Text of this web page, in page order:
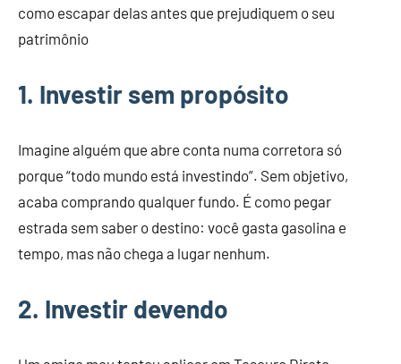
como escapar delas antes que prejudiquem o seu
patrimônio
1. Investir sem propósito
Imagine alguém que abre conta numa corretora só
porque “todo mundo está investindo”. Sem objetivo,
acaba comprando qualquer fundo. É como pegar
estrada sem saber o destino: você gasta gasolina e
tempo, mas não chega a lugar nenhum.
2. Investir devendo